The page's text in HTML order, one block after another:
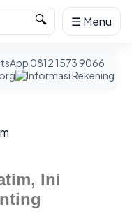
0812 1573 9066
Informasi Rekening
🔍 ☰ Menu
Ini